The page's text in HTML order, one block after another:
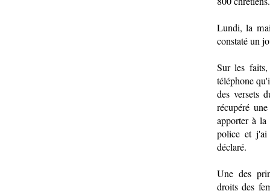
Lundi, la
constaté un
Sur les
téléphone
des versets
récupéré
apporter à
police et
déclaré.
Une des
droits des